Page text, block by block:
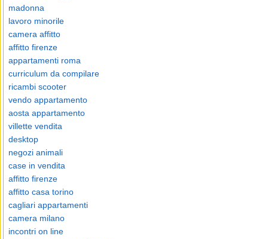
madonna
lavoro minorile
camera affitto
affitto firenze
appartamenti roma
curriculum da compilare
ricambi scooter
vendo appartamento
aosta appartamento
villette vendita
desktop
negozi animali
case in vendita
affitto firenze
affitto casa torino
cagliari appartamenti
camera milano
incontri on line